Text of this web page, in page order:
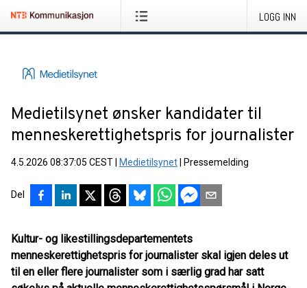
LOGG INN
Medietilsynet ønsker kandidater til
menneskerettighetspris for journalister
4.5.2026 08:37:05 CEST Medietilsynet Pressemelding
Del
Kultur- og likestillingsdepartementets
menneskerettighetspris for journalister skal igjen deles ut
til en eller flere journalister som i særlig grad har satt